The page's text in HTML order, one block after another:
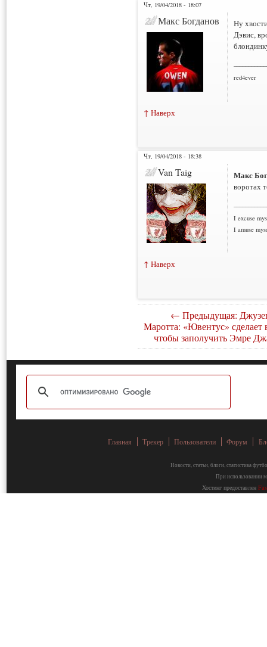
Чт, 19/04/2018 - 18:07
Макс Богданов
Ну
Дэвис,
red4ever
↑ Наверх
Чт, 19/04/2018 - 18:38
Van Taig Макс
воротах
I excuse
I amuse
↑ Наверх
← Предыдущая:
Маротта: «Ювентус» сделает
чтобы заполучить Эмре
Главная Трекер Пользователи Форум
Новости, статьи, блоги, статистика
При использовании
Хостинг предоставлен